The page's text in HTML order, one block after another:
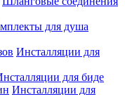
для душа
Инсталляции для
для биде
Инсталляции для